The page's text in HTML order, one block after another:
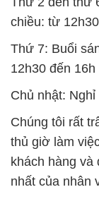
Chủ nhật:
thủ giờ làm
khách hàng và
nhất của nhân
BẢN ĐỒ MAP
TRƯỜNG
ĐỊA CHỈ:
Đông B, Quận